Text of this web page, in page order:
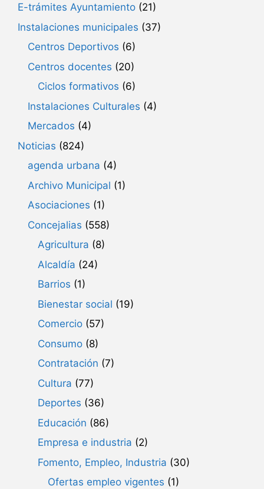
E-trámites Ayuntamiento (21)
Instalaciones municipales (37)
Centros Deportivos (6)
Centros docentes (20)
Ciclos formativos (6)
Instalaciones Culturales (4)
Mercados (4)
Noticias (824)
agenda urbana (4)
Archivo Municipal (1)
Asociaciones (1)
Concejalias (558)
Agricultura (8)
Alcaldía (24)
Barrios (1)
Bienestar social (19)
Comercio (57)
Consumo (8)
Contratación (7)
Cultura (77)
Deportes (36)
Educación (86)
Empresa e industria (2)
Fomento, Empleo, Industria (30)
Ofertas empleo vigentes (1)